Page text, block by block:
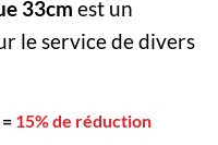
33cm est un
le service de divers
= 15% de réduction